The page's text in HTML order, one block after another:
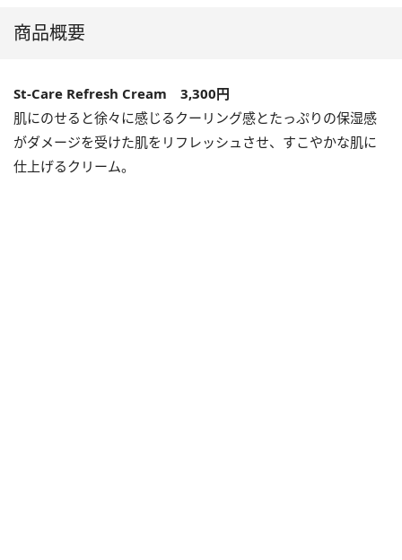
商品概要
St-Care Refresh Cream 3,300円
肌にのせると徐々に感じるクーリング感とたっぷりの保湿感
がダメージを受けた肌をリフレッシュさせ、すこやかな肌に
仕上げるクリーム。